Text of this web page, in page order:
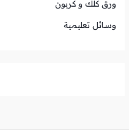
ورق كلك و كربون
وسائل تعليمية